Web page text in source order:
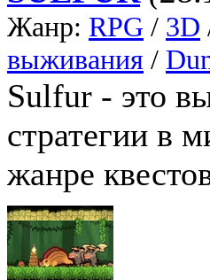
Жанр: RPG / 3D
выживания /
Sulfur - это
стратегии в
жанре